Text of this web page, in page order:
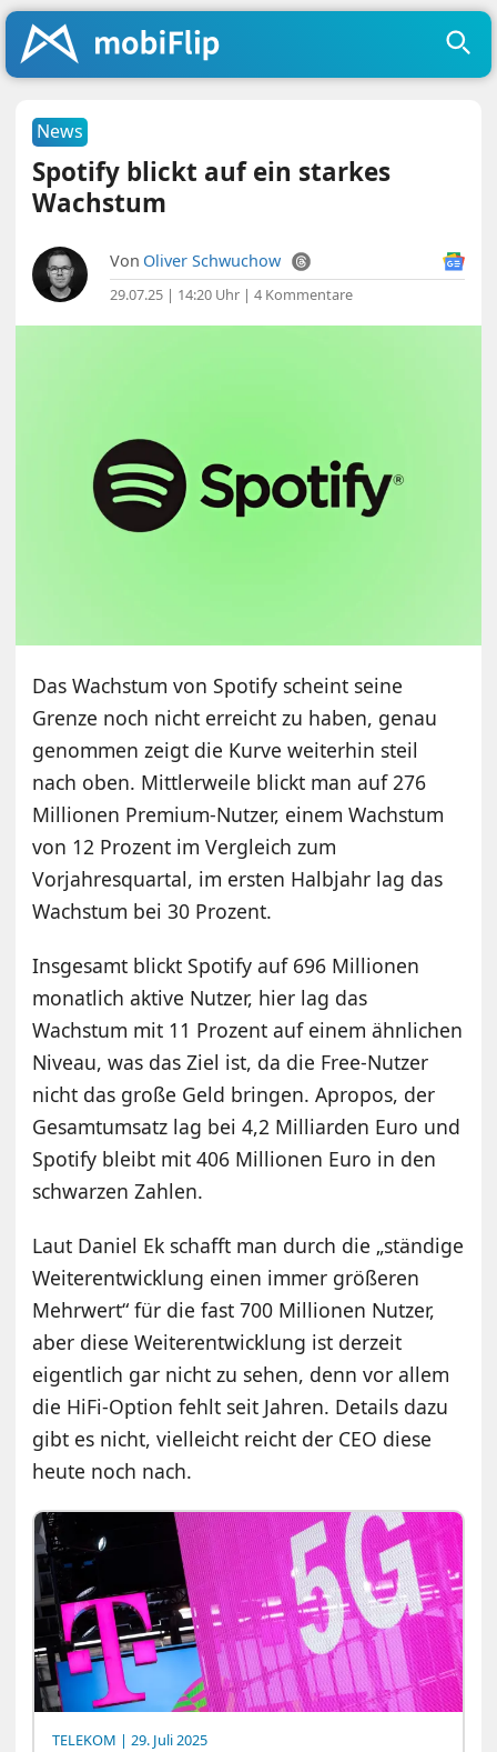
News
Spotify blickt auf ein starkes
Wachstum
Von Oliver Schwuchow
29.07.25 | 14:20 Uhr |4 Kommentare
Das Wachstum von Spotify scheint seine
Grenze noch nicht erreicht zu haben, genau
genommen zeigt die Kurve weiterhin steil
nach oben. Mittlerweile blickt man auf 276
Millionen Premium-Nutzer, einem Wachstum
von 12 Prozent im Vergleich zum
Vorjahresquartal, im ersten Halbjahr lag das
Wachstum bei 30 Prozent.
Insgesamt blickt Spotify auf 696 Millionen
monatlich aktive Nutzer, hier lag das
Wachstum mit 11 Prozent auf einem ähnlichen
Niveau, was das Ziel ist, da die Free-Nutzer
nicht das große Geld bringen. Apropos, der
Gesamtumsatz lag bei 4,2 Milliarden Euro und
Spotify bleibt mit 406 Millionen Euro in den
schwarzen Zahlen.
Laut Daniel Ek schafft man durch die „ständige
Weiterentwicklung einen immer größeren
Mehrwert“ für die fast 700 Millionen Nutzer,
aber diese Weiterentwicklung ist derzeit
eigentlich gar nicht zu sehen, denn vor allem
die HiFi-Option fehlt seit Jahren. Details dazu
gibt es nicht, vielleicht reicht der CEO diese
heute noch nach.
TELEKOM | 29. Juli 2025